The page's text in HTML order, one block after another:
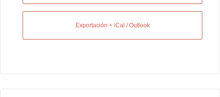
Exportación + iCal / Outlook